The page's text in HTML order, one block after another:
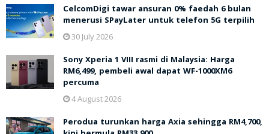
CelcomDigi tawar ansuran 0% faedah 6 bulan
menerusi SPayLater untuk telefon 5G terpilih
30 July 2026
Sony Xperia 1 VIII rasmi di Malaysia: Harga
RM6,499, pembeli awal dapat WF-1000XM6
percuma
4 August 2026
Perodua turunkan harga Axia sehingga RM4,700,